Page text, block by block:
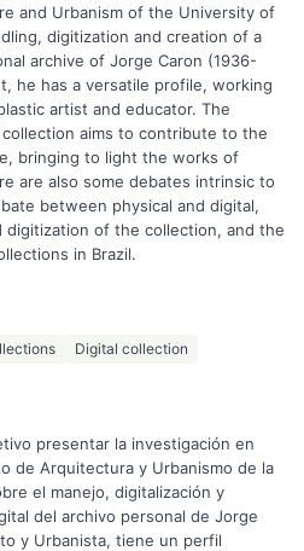
and Urbanism of the University of
digitization and creation of a
archive of Jorge Caron (1936-
he has a versatile profile, working
artist and educator. The
aims to contribute to the
bringing to light the works of
are also some debates intrinsic to
between physical and digital,
of the collection, and the
in Brazil.
Digital collection
presentar la investigación en
de Arquitectura y Urbanismo de la
el manejo, digitalización y
del archivo personal de Jorge
y Urbanista, tiene un perfil